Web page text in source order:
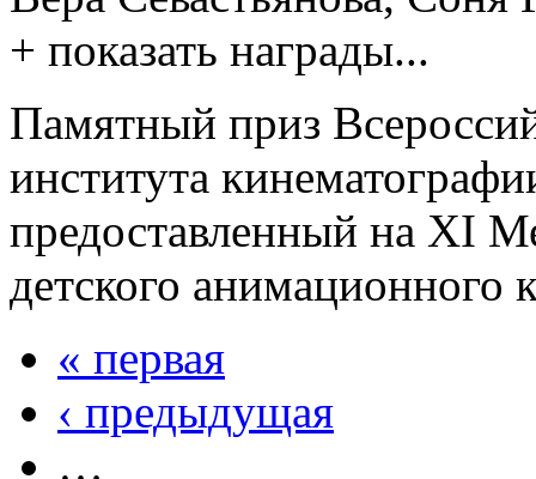
+ показать награды...
Памятный приз
института
предоставленный на XI
детского анимационного
« первая
‹ предыдущая
…